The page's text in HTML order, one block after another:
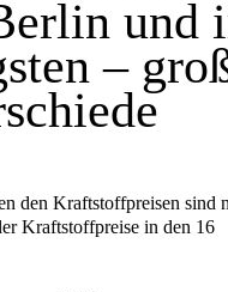
und
–
Kraftstoffpreise in den 16